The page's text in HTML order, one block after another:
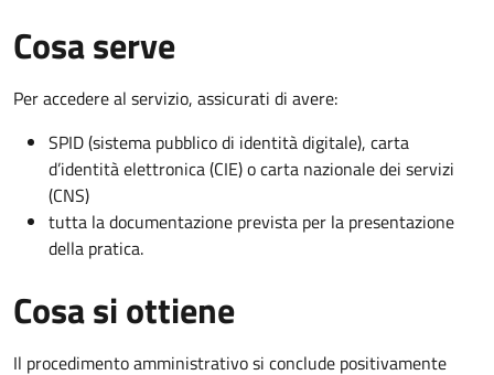
Cosa serve
Per accedere al servizio, assicurati di avere:
SPID (sistema pubblico di identità digitale), carta
d’identità elettronica (CIE) o carta nazionale dei servizi
(CNS)
tutta la documentazione prevista per la presentazione
della pratica.
Cosa si ottiene
Il procedimento amministrativo si conclude positivamente